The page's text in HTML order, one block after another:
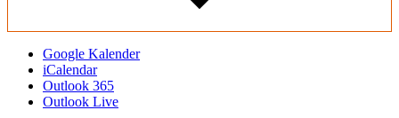
Google Kalender
iCalendar
Outlook 365
Outlook Live